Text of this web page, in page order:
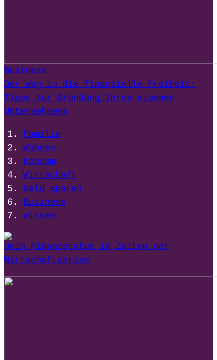
Business
Der Weg in die finanzielle Freiheit:
Tipps zur Gründung Ihres eigenen
Unternehmens
Familie
Wohnen
Konsum
Wirtschaft
Geld sparen
Business
Wissen
Dein Finanzstatus in Zeiten der
Wirtschaftskrise